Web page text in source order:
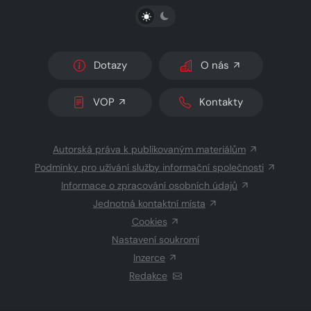
PŘEPNOUT SVĚTLÝ/TMAVÝ REŽIM
Dotazy O nás
VOP Kontakty
Autorská práva k publikovaným materiálům
Podmínky pro užívání služby informační společnosti
Informace o zpracování osobních údajů
Jednotná kontaktní místa
Cookies
Nastavení soukromí
Inzerce
Redakce